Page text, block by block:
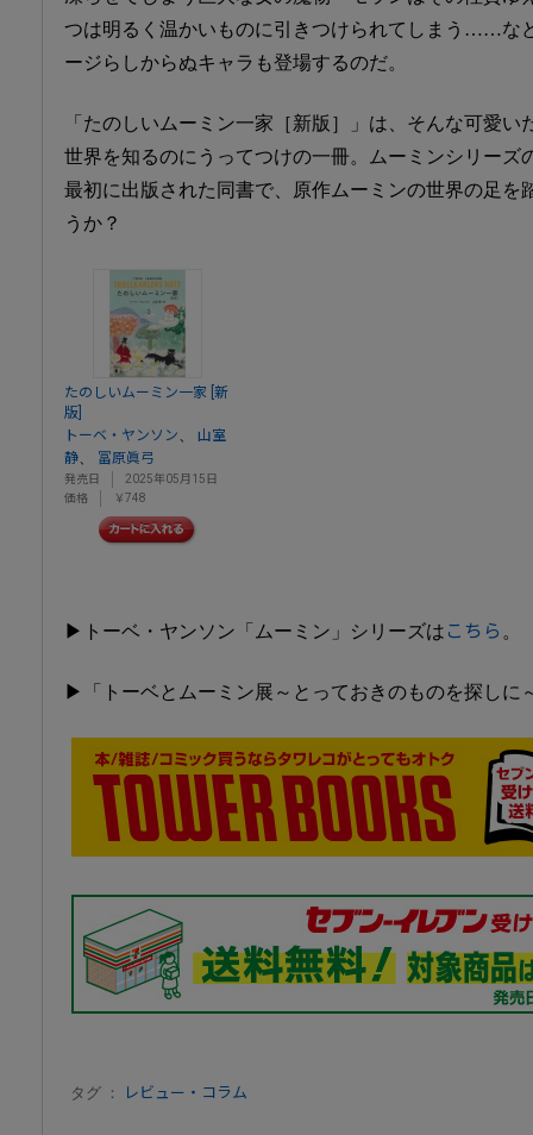
つは明るく温かいものに引きつけられてしまう……な
ージらしからぬキャラも登場するのだ。
「たのしいムーミン一家［新版］」は、そんな可愛
世界を知るのにうってつけの一冊。ムーミンシリーズ
最初に出版された同書で、原作ムーミンの世界の足を
うか？
たのしいムーミン一家 [新
版]
トーベ・ヤンソン
山室
静
冨原眞弓
発売日
2025年05月15日
価格
￥748
▶トーベ・ヤンソン「ムーミン」シリーズは こちら 。
▶「トーベとムーミン展～とっておきのものを探しに
タグ ： レビュー・コラム